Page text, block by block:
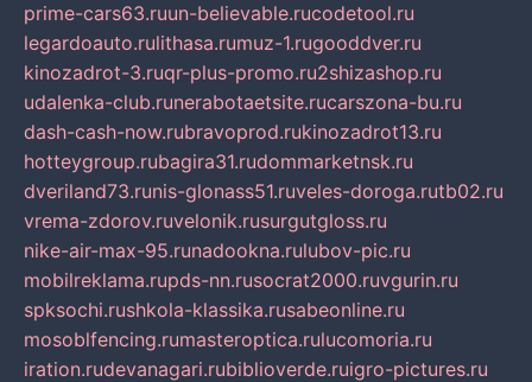
prime-cars63.ruun-believable.rucodetool.ru
legardoauto.rulithasa.rumuz-1.rugooddver.ru
kinozadrot-3.ruqr-plus-promo.ru2shizashop.ru
udalenka-club.runerabotaetsite.rucarszona-bu.ru
dash-cash-now.rubravoprod.rukinozadrot13.ru
hotteygroup.rubagira31.rudommarketnsk.ru
dveriland73.runis-glonass51.ruveles-doroga.rutb02.ru
vrema-zdorov.ruvelonik.rusurgutgloss.ru
nike-air-max-95.runadookna.rulubov-pic.ru
mobilreklama.rupds-nn.rusocrat2000.ruvgurin.ru
spksochi.rushkola-klassika.rusabeonline.ru
mosoblfencing.rumasteroptica.rulucomoria.ru
iration.rudevanagari.rubiblioverde.ruigro-pictures.ru